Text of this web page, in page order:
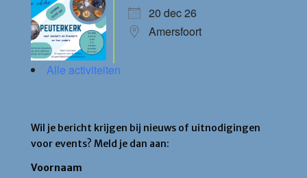
20 dec 26
Amersfoort
Alle activiteiten
Wil je bericht krijgen bij nieuws of uitnodigingen
voor events? Meld je dan aan:
Voornaam